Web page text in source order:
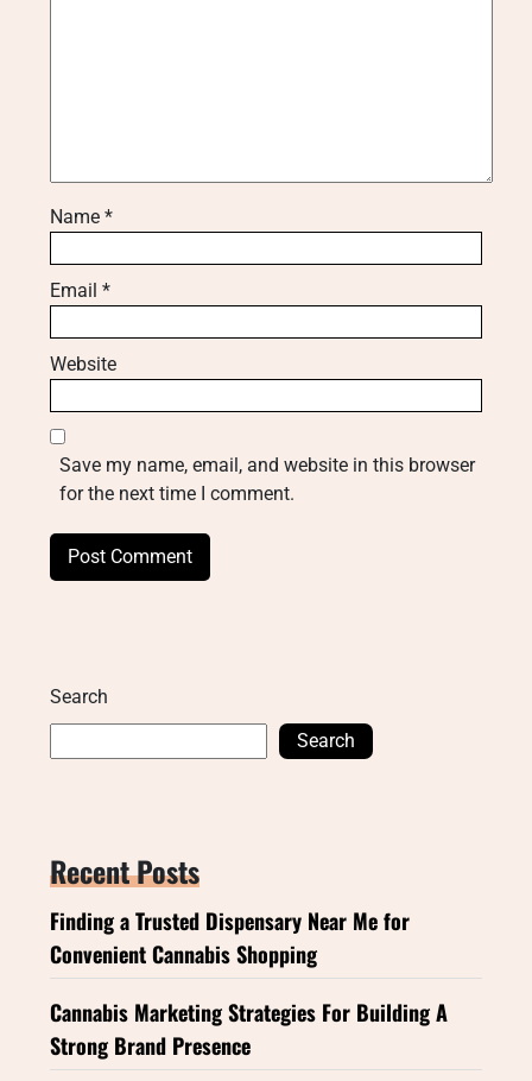
Name *
Email *
Website
Save my name, email, and website in this browser
for the next time I comment.
Search
Search
Recent Posts
Finding a Trusted Dispensary Near Me for
Convenient Cannabis Shopping
Cannabis Marketing Strategies For Building A
Strong Brand Presence